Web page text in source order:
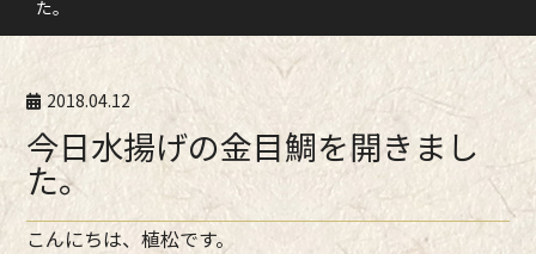
た。
2018.04.12
今日水揚げの金目鯛を開きまし
た。
こんにちは、植松です。